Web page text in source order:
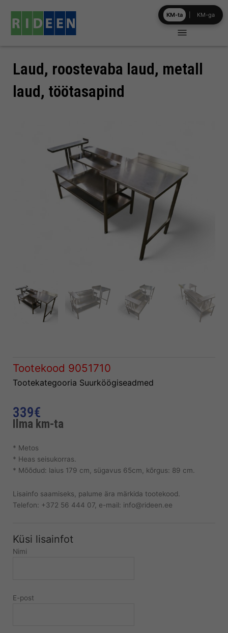
content
Laud, roostevaba laud, metall
laud, töötasapind
Tootekood 9051710
Tootekategooria Suurköögiseadmed
339€
Ilma km-ta
* Metos
* Heas seisukorras.
* Mõõdud: laius 179 cm, sügavus 65cm, kõrgus: 89 cm.
Lisainfo saamiseks, palume ära märkida tootekood.
Telefon: +372 56 444 07, e-mail: info@rideen.ee
Küsi lisainfot
Nimi
E-post
KM-ta KM-ga